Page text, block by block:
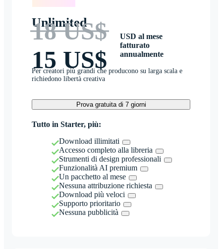
Unlimited
18 US$
15 US$
USD al mese
fatturato
annualmente
Per creatori più grandi che producono su larga scala e
richiedono libertà creativa
Prova gratuita di 7 giorni
Tutto in Starter, più:
Download illimitati
Accesso completo alla libreria
Strumenti di design professionali
Funzionalità AI premium
Un pacchetto al mese
Nessuna attribuzione richiesta
Download più veloci
Supporto prioritario
Nessuna pubblicità